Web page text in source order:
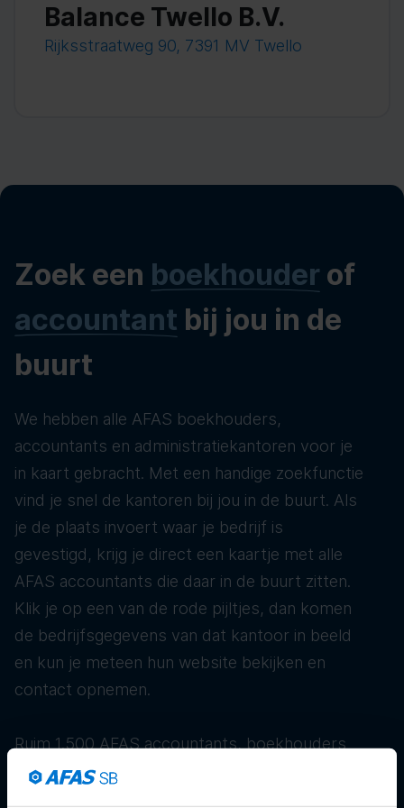
Balance Twello B.V.
Rijksstraatweg 90, 7391 MV Twello
Zoek een boekhouder of
accountant bij jou in de
buurt
We hebben alle AFAS boekhouders,
accountants en administratiekantoren voor je
in kaart gebracht. Met een handige zoekfunctie
vind je snel de kantoren bij jou in de buurt. Als
je de plaats invoert waar je bedrijf is
gevestigd, krijg je direct een kaartje met alle
AFAS accountants die daar in de buurt zitten.
Klik je op een van de rode pijltjes, dan komen
de bedrijfsgegevens van dat kantoor in beeld
en kun je meteen hun website bekijken en
contact opnemen.
Ruim 1.500 AFAS accountants, boekhouders
en administratiekantoren staan klaar om je te